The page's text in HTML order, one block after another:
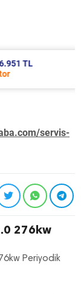
servis-
276kw
Periyodik